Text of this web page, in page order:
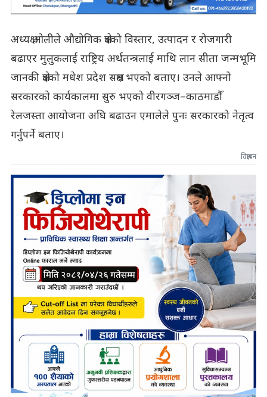
अध्यक्ष ओलीले औद्योगिक क्षेत्रको विस्तार, उत्पादन र रोजगारी
बढाएर मुलुकलाई राष्ट्रिय अर्थतन्त्रलाई माथि लान सीता जन्मभूमि
जानकी क्षेत्रको मधेश प्रदेश सक्षम भएको बताए। उनले आफ्नो
सरकारको कार्यकालमा सुरु भएको वीरगञ्ज–काठमाडौँ
रेलजस्ता आयोजना अघि बढाउन एमालेले पुनः सरकारको नेतृत्व
गर्नुपर्ने बताए।
विज्ञापन